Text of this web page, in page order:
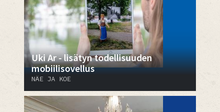
Uki Ar - lisätyn todellisuuden
mobiilisovellus
NÄE JA KOE